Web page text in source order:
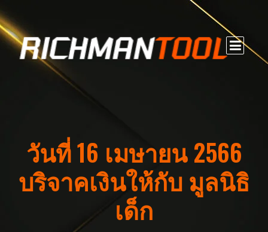
วันที่ 16 เมษายน 2566
บริจาคเงินให้กับ มูลนิธิ
เด็ก